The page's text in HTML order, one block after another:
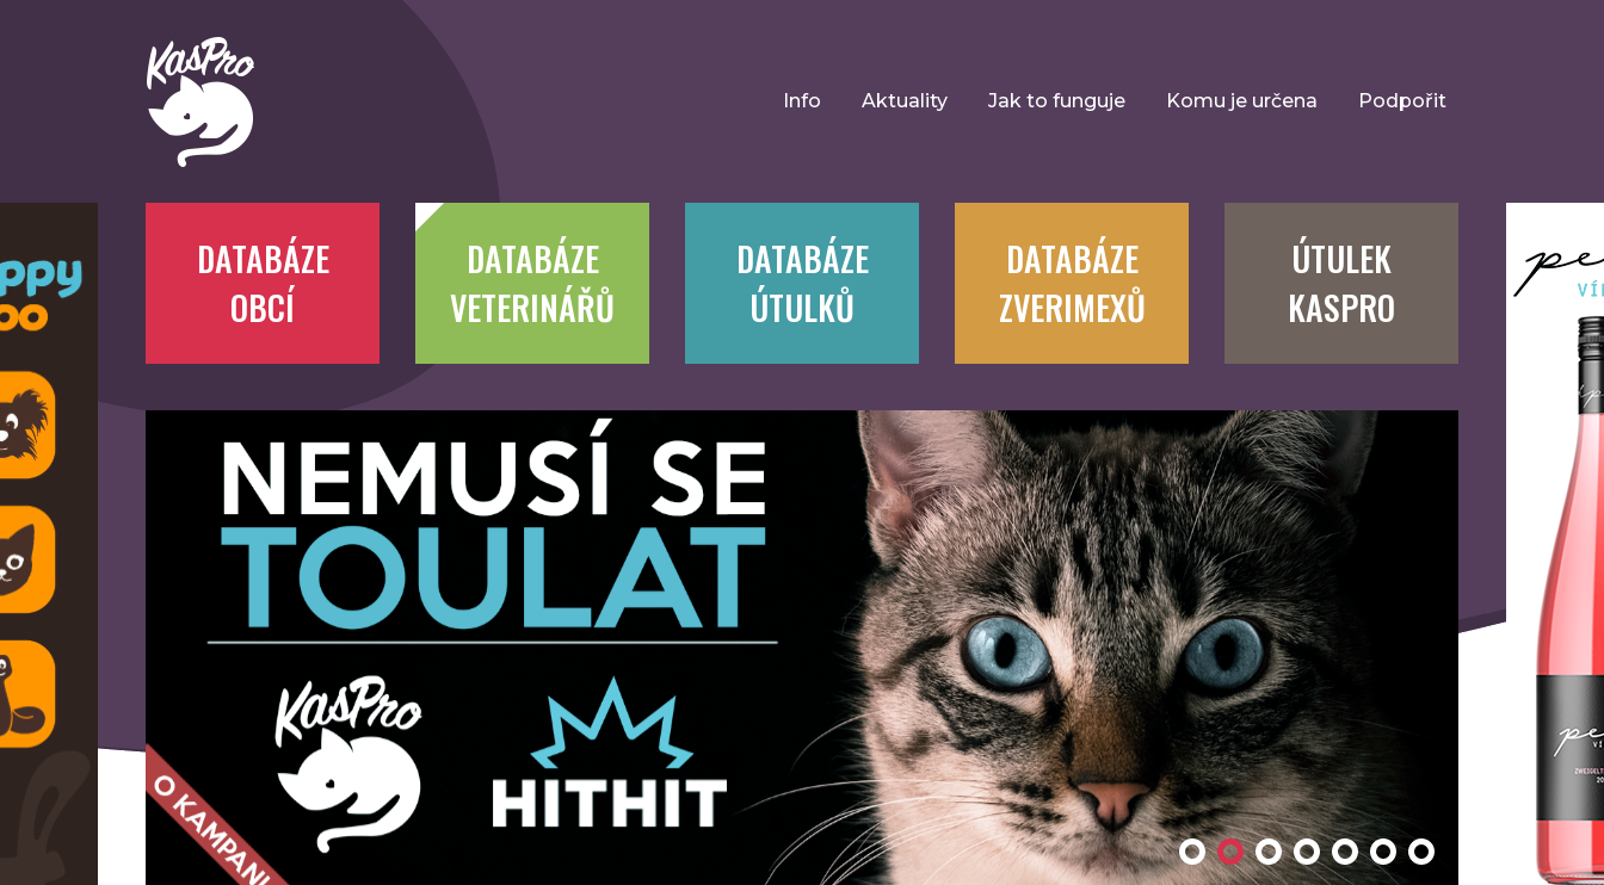
Info Aktuality Jak to funguje Komu je určena Podpořit
DATABÁZE
OBCÍ
DATABÁZE
VETERINÁŘŮ
DATABÁZE
ÚTULKŮ
DATABÁZE
ZVERIMEXŮ
ÚTULEK
KASPRO